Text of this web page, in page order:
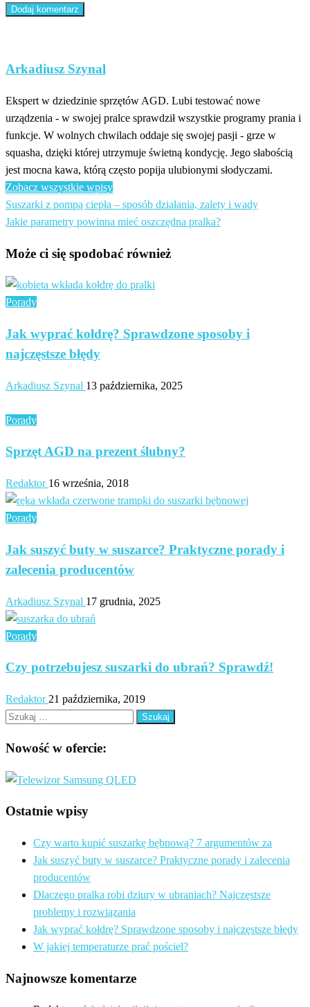
Arkadiusz Szynal
Ekspert w dziedzinie sprzętów AGD. Lubi testować nowe
urządzenia - w swojej pralce sprawdził wszystkie programy prania i
funkcje. W wolnych chwilach oddaje się swojej pasji - grze w
squasha, dzięki której utrzymuje świetną kondycję. Jego słabością
jest mocna kawa, którą często popija ulubionymi słodyczami.
Zobacz wszystkie wpisy
Nawigacja
Poprzedni
wpis
Suszarki z pompą ciepła – sposób działania, zalety i wady
Następny
Jakie parametry powinna mieć oszczędna pralka?
Może ci się spodobać również
Porady
Jak wyprać kołdrę? Sprawdzone sposoby i
najczęstsze błędy
Arkadiusz Szynal 13 października, 2025
Porady
Sprzęt AGD na prezent ślubny?
Redaktor 16 września, 2018
Porady
Jak suszyć buty w suszarce? Praktyczne porady i
zalecenia producentów
Arkadiusz Szynal 17 grudnia, 2025
Porady
Czy potrzebujesz suszarki do ubrań? Sprawdź!
Redaktor 21 października, 2019
Szukaj:
Nowość w ofercie:
Ostatnie wpisy
Czy warto kupić suszarkę bębnową? 7 argumentów za
Jak suszyć buty w suszarce? Praktyczne porady i zalecenia
producentów
Dlaczego pralka robi dziury w ubraniach? Najczęstsze
problemy i rozwiązania
Jak wyprać kołdrę? Sprawdzone sposoby i najczęstsze błędy
W jakiej temperaturze prać pościel?
Najnowsze komentarze